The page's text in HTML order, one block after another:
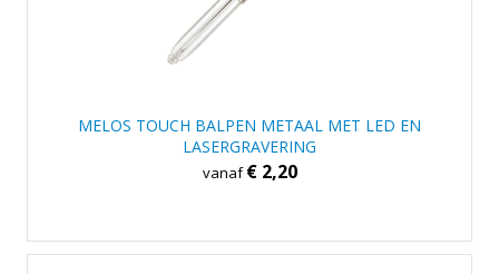
MELOS TOUCH BALPEN METAAL MET LED EN
LASERGRAVERING
vanaf€ 2,20